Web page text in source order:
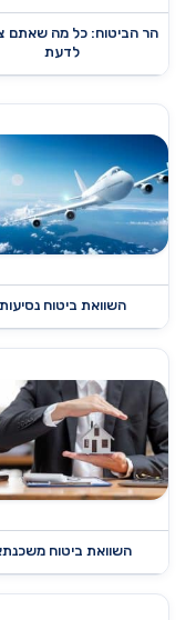
הר הביטוח: כל מה שאתם
לדעת
השוואת ביטוח נסיעות
השוואת ביטוח